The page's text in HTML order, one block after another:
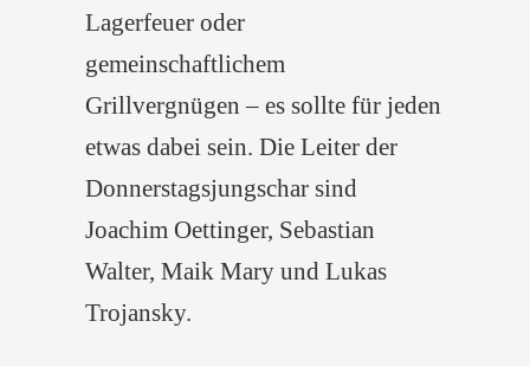
Lagerfeuer oder
gemeinschaftlichem
Grillvergnügen – es sollte für jeden
etwas dabei sein. Die Leiter der
Donnerstagsjungschar sind
Joachim Oettinger, Sebastian
Walter, Maik Mary und Lukas
Trojansky.